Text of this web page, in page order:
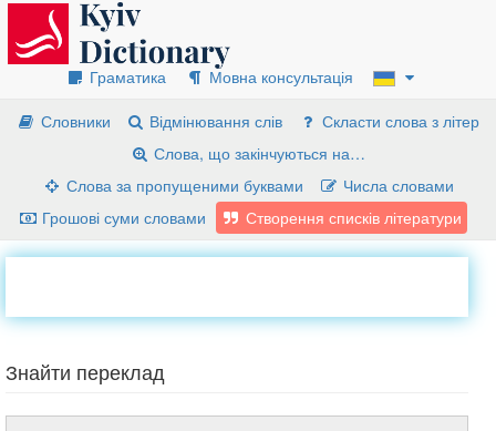
Граматика
Мовна консультація
Словники
Відмінювання слів
Скласти слова з літер
Слова, що закінчуються на…
Слова за пропущеними буквами
Числа словами
Грошові суми словами
Створення списків літератури
Знайти переклад